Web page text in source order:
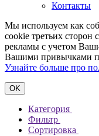
Контакты
Мы используем как
cookie третьих сторон
рекламы с учетом
Вашими привычками
Узнайте больше про
ОK
Категория
Фильтр
Сортировка